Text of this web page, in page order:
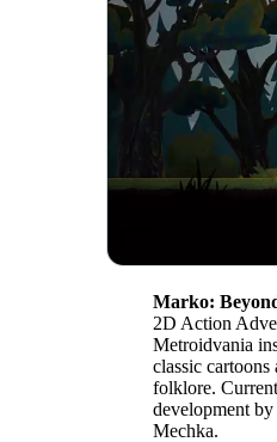
Marko:
2D Action
Metroidvania
classic cartoons
folklore.
development
Mechka.